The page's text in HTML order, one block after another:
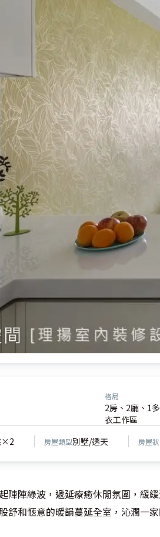
格局
2房、2廳、1
衣工作區
×2 房屋類型別墅/透天 房屋
陣陣綠波，遞延療癒休閒氛圍，緩
舒和愜意的暖韻蔓延全室，沁潤一家